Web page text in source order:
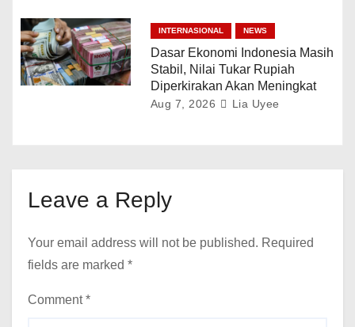
INTERNASIONAL NEWS
Dasar Ekonomi Indonesia Masih
Stabil, Nilai Tukar Rupiah
Diperkirakan Akan Meningkat
Aug 7, 2026 Lia Uyee
Leave a Reply
Your email address will not be published. Required
fields are marked *
Comment*